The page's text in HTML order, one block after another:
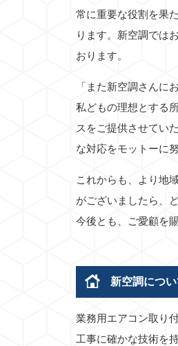
常に重要な役割を果
ります。新空調では
おります。
「また新空調さんに
私どもの理想とする
スをご提供させてい
な対応をモットーに
これからも、より地
がございましたら、
今後とも、ご愛顧を
新空調につ
業務用エアコン取り
工事に確かな技術を